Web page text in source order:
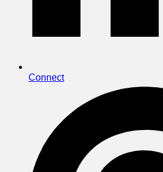
Connect